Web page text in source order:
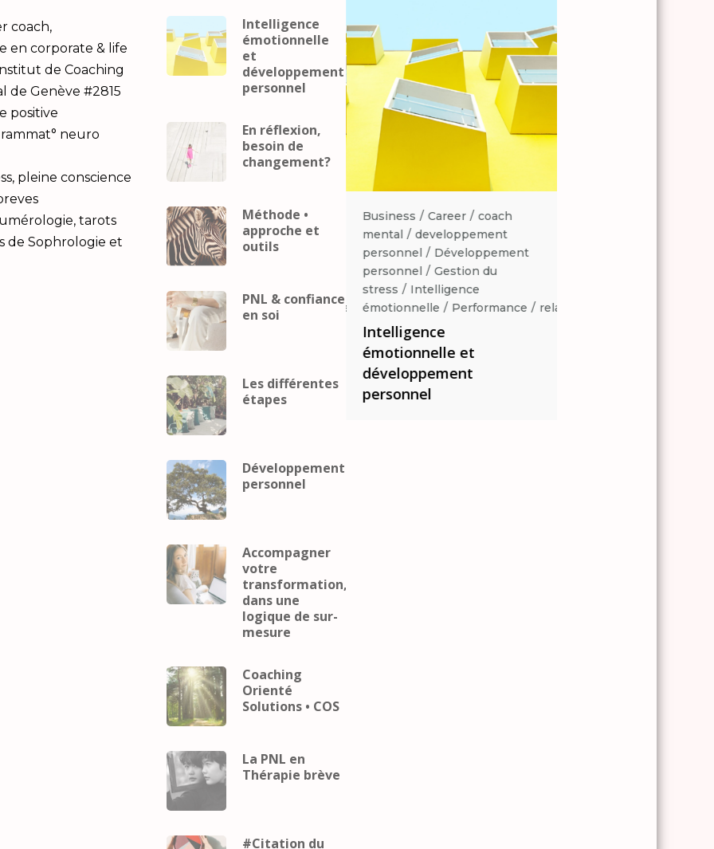
coach,
en corporate & life
de Coaching
de Genève #2815
positive
neuro
pleine conscience
tarots
de Sophrologie et
Intelligence
émotionnelle
et
développement
personnel
En réflexion,
besoin de
changement?
Méthode •
approche et
outils
PNL & confiance
en soi
Les différentes
étapes
Développement
personnel
Accompagner
votre
transformation,
dans une
logique de sur-
mesure
Coaching
Orienté
Solutions • COS
La PNL en
Thérapie brève
#Citation du
Career
coach
developpement
Développement
relaxation
Business Career
coach
mental
developpement
personnel
Développement
personnel
Gestion du
stress
Intelligence
émotionnelle
Performance relaxation
Intelligence
émotionnelle et
développement
personnel
Business Career
coach
mental
developpement
personnel
Développement
personnel
Gestion du
stress
Intelligence
émotionnelle
Performance relaxation
Intelligence
émotionnelle et
développement
personnel